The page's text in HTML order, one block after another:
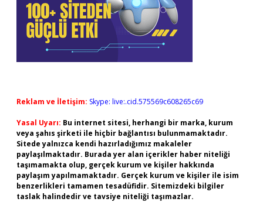
Reklam ve İletişim: Skype: live:.cid.575569c608265c69
Yasal Uyarı: Bu internet sitesi, herhangi bir marka, kurum
veya şahıs şirketi ile hiçbir bağlantısı bulunmamaktadır.
Sitede yalnızca kendi hazırladığımız makaleler
paylaşılmaktadır. Burada yer alan içerikler haber niteliği
taşımamakta olup, gerçek kurum ve kişiler hakkında
paylaşım yapılmamaktadır. Gerçek kurum ve kişiler ile isim
benzerlikleri tamamen tesadüfidir. Sitemizdeki bilgiler
taslak halindedir ve tavsiye niteliği taşımazlar.